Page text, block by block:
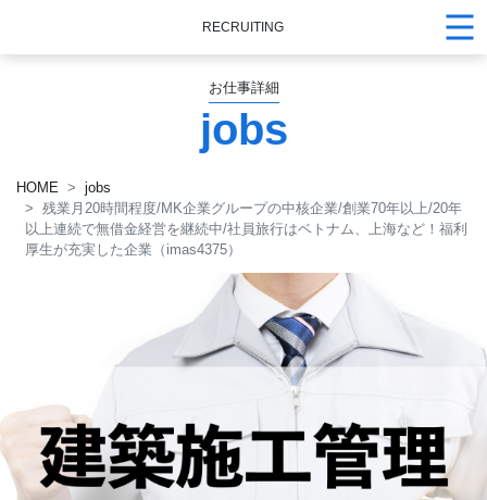
RECRUITING
お仕事詳細
jobs
HOME
jobs
残業月20時間程度/MK企業グループの中核企業/創業70年以上/20年
以上連続で無借金経営を継続中/社員旅行はベトナム、上海など！福利
厚生が充実した企業（imas4375）